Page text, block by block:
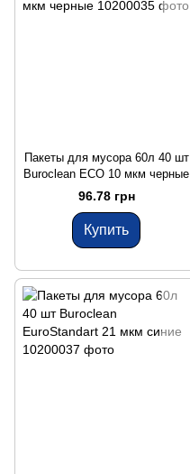
Пакеты для мусора 60л 40 шт
Buroclean ECO 10 мкм черные
96.78 грн
Купить